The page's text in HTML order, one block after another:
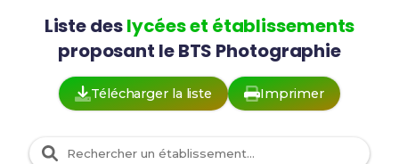
Liste deslycées et établissements
proposant le BTS Photographie
Télécharger la liste Imprimer